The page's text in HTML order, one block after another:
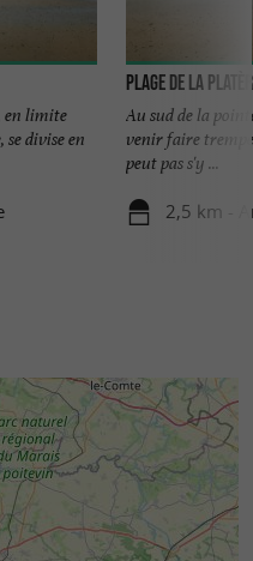
en limite
se divise en
Plage de la
Au sud de la
venir faire
peut pas s'y ...
2,5 km -